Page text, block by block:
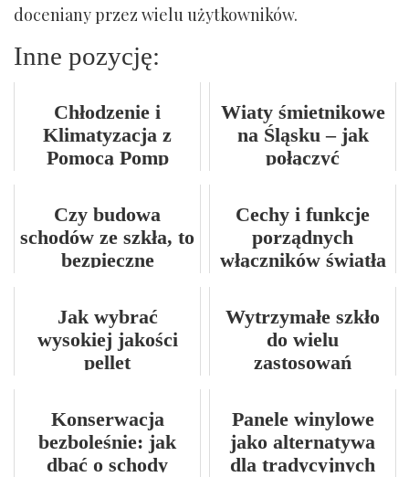
doceniany przez wielu użytkowników.
Inne pozycję:
Chłodzenie i
Klimatyzacja z
Pomocą Pomp
Efektywność i
Przyjazność
Środowisku
Wiaty śmietnikowe
na Śląsku – jak
połączyć
estetyką?
Czy budowa
schodów ze szkła, to
bezpieczne
Cechy i funkcje
porządnych
włączników światła
Jak wybrać
wysokiej jakości
pellet
Wytrzymałe szkło
do wielu
zastosowań
Konserwacja
bezboleśnie: jak
dbać o schody
Panele winylowe
jako alternatywa
dla tradycyjnych